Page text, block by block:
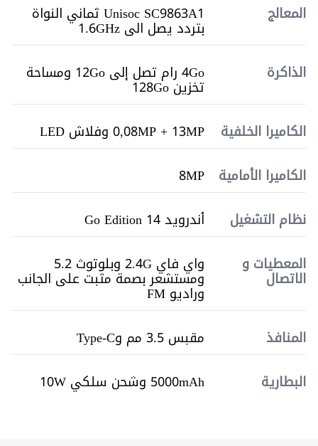
المعالج
Unisoc SC9863A1 ثماني النواة
بتردد يصل الى 1.6GHz
الذاكرة
4Go رام تصل إلى 12Go ومساحة
تخزين 128Go
الكاميرا الخلفية
0,08MP + 13MP وفلاش LED
الكاميرا الأمامية
8MP
نظام التشغيل
أندرويد Go Edition 14
المعطيات و
الاتصال
واي فاي 2.4G وبلوتوث 5.2
ومستشعر بصمة مثبت على الجانب
وراديو FM
المنافذ
مقبس 3.5 مم وType-C
البطارية
5000mAh وشحن سلكي 10W